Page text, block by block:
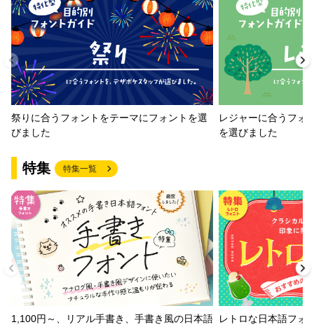
祭りに合うフォントをテーマにフォントを選
びました
レジャーに合うフォ
を選びました
特集 特集一覧
1,100円～、リアル手書き、手書き風の日本語
レトロな日本語フォ